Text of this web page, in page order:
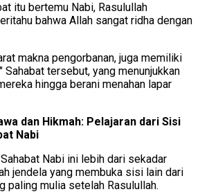
itu bertemu Nabi, Rasulullah
bahwa Allah sangat ridha dengan
makna pengorbanan, juga memiliki
tersebut, yang menunjukkan
hingga berani menahan lapar
dan Hikmah: Pelajaran dari Sisi
Nabi
Nabi ini lebih dari sekadar
jendela yang membuka sisi lain dari
paling mulia setelah Rasulullah.